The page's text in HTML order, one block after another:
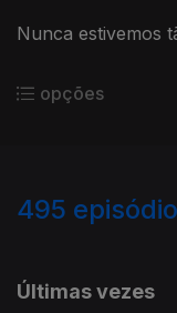
Nunca estivemos
opções
495
Últimas vezes